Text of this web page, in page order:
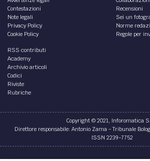
Contestazioni
Note legali
Privacy Policy
Cookie Policy
Recensioni
Sei un
Norme
Regole per
RSS contributi
Academy
Archivio articoli
Codici
Riviste
Rubriche
Copyright © 2021, Inforomatica
Direttore responsabile: Antonio Zama - Tribunale
ISSN 2239-7752